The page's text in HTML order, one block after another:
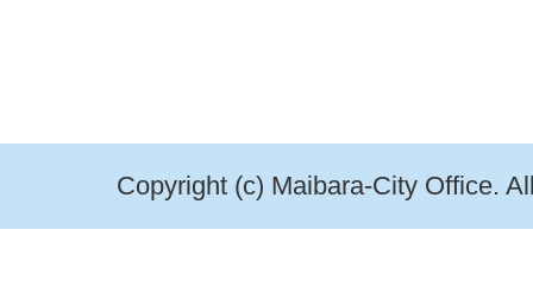
Copyright (c) Maibara-City Office.